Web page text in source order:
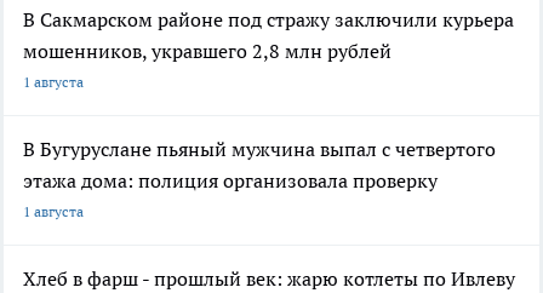
В Сакмарском районе под стражу заключили курьера
мошенников, укравшего 2,8 млн рублей
1 августа
В Бугуруслане пьяный мужчина выпал с четвертого
этажа дома: полиция организовала проверку
1 августа
Хлеб в фарш - прошлый век: жарю котлеты по Ивлеву